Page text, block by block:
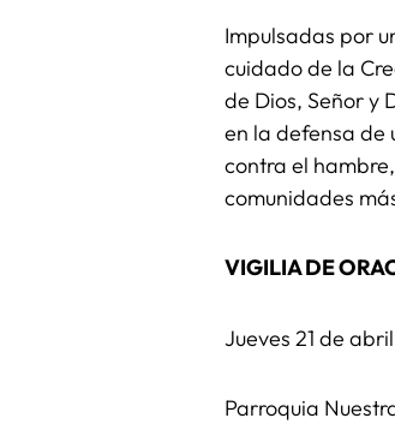
Impulsadas por
cuidado de la
de Dios, Señor y
en la defensa de
contra el
comunidades
VIGILIA DE
Jueves 21 de
Parroquia